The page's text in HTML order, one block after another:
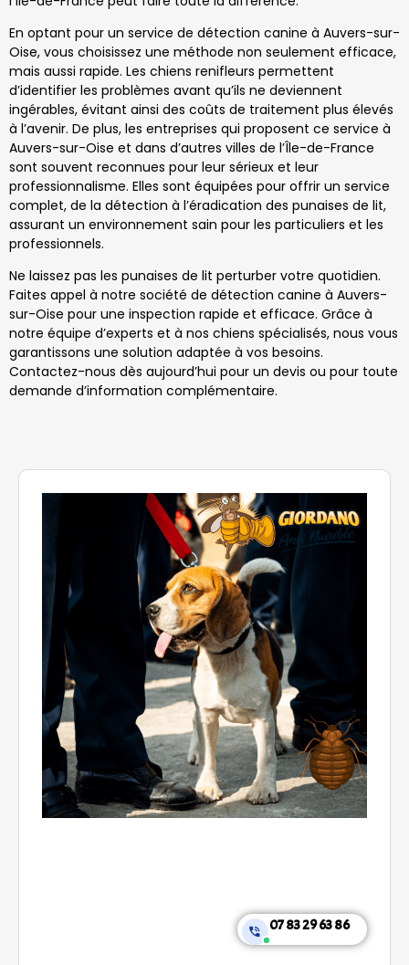
En optant pour un service de détection canine à Auvers-sur-
Oise, vous choisissez une méthode non seulement efficace,
mais aussi rapide. Les chiens renifleurs permettent
d’identifier les problèmes avant qu’ils ne deviennent
ingérables, évitant ainsi des coûts de traitement plus élevés
à l’avenir. De plus, les entreprises qui proposent ce service à
Auvers-sur-Oise et dans d’autres villes de l’Île-de-France
sont souvent reconnues pour leur sérieux et leur
professionnalisme. Elles sont équipées pour offrir un service
complet, de la détection à l’éradication des punaises de lit,
assurant un environnement sain pour les particuliers et les
professionnels.
Ne laissez pas les punaises de lit perturber votre quotidien.
Faites appel à notre société de détection canine à Auvers-
sur-Oise pour une inspection rapide et efficace. Grâce à
notre équipe d’experts et à nos chiens spécialisés, nous vous
garantissons une solution adaptée à vos besoins.
Contactez-nous dès aujourd’hui pour un devis ou pour toute
demande d’information complémentaire.
07 83 29 63 86